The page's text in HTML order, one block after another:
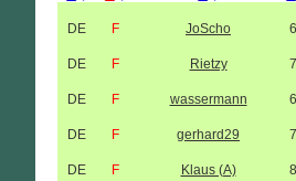
DE F JoScho
DE F Rietzy
DE F wassermann
DE F gerhard29
DE F Klaus (A)